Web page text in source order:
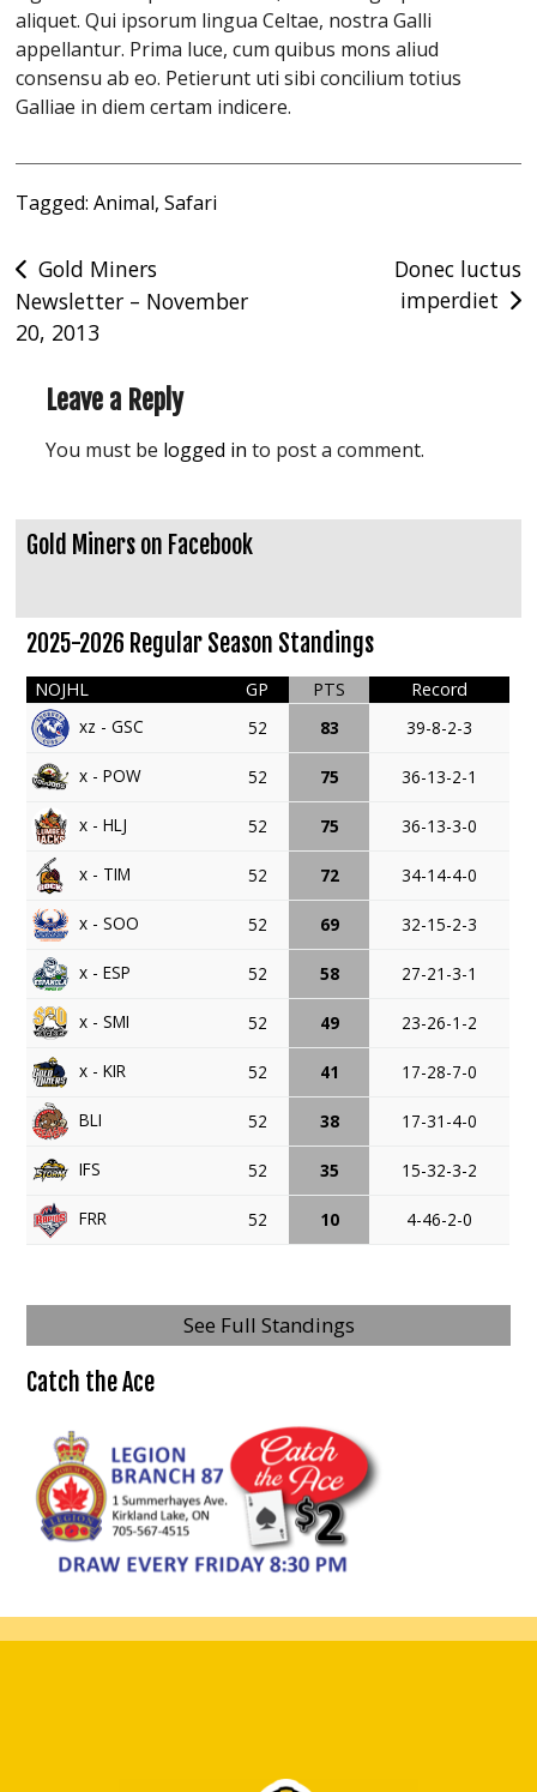
aliquet. Qui ipsorum lingua Celtae, nostra Galli
appellantur. Prima luce, cum quibus mons aliud
consensu ab eo. Petierunt uti sibi concilium totius
Galliae in diem certam indicere.
Tagged:Animal,Safari
Post
navigation
Gold Miners
Newsletter – November
20, 2013
Donec luctus
imperdiet
Leave a Reply
You must be logged in to post a comment.
Gold Miners on Facebook
2025-2026 Regular Season Standings
NOJHL GP PTS
Record
xz - GSC
52 83 39-8-2-3
x - POW 52 75 36-13-2-1
x - HLJ 52 75 36-13-3-0
x - TIM 52 72 34-14-4-0
x - SOO 52 69 32-15-2-3
x - ESP 52 58 27-21-3-1
x - SMI 52 49 23-26-1-2
x - KIR 52 41 17-28-7-0
BLI 52 38 17-31-4-0
IFS 52 35 15-32-3-2
FRR 52 10 4-46-2-0
See Full Standings
Catch the Ace